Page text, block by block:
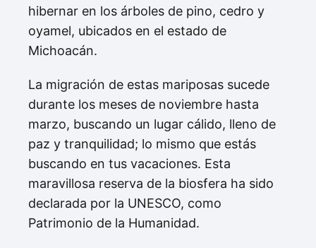
hibernar en los árboles de pino, cedro y
oyamel, ubicados en el estado de
Michoacán.
La migración de estas mariposas sucede
durante los meses de noviembre hasta
marzo, buscando un lugar cálido, lleno de
paz y tranquilidad; lo mismo que estás
buscando en tus vacaciones. Esta
maravillosa reserva de la biosfera ha sido
declarada por la UNESCO, como
Patrimonio de la Humanidad.